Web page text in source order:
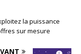
la puissance
sur mesure